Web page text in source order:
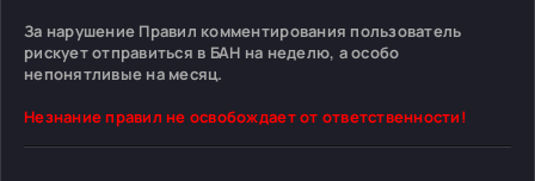
За нарушение Правил комментирования пользователь
рискует отправиться в БАН на неделю, а особо
непонятливые на месяц.
Незнание правил не освобождает от ответственности!